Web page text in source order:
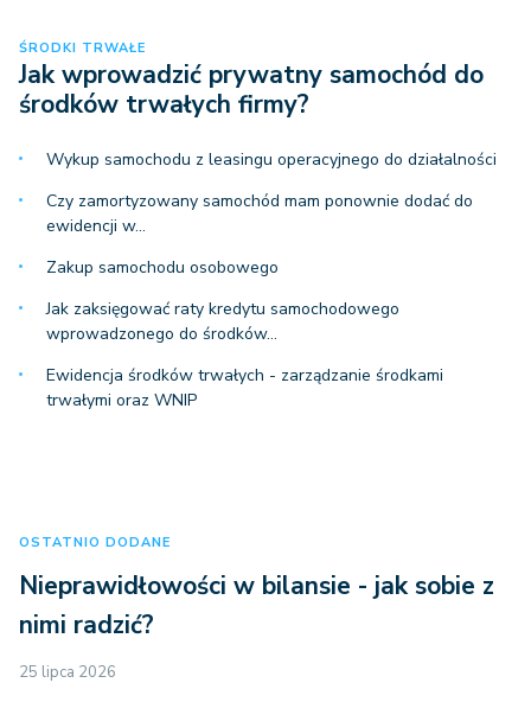
ŚRODKI TRWAŁE
Jak wprowadzić prywatny samochód do
środków trwałych firmy?
Wykup samochodu z leasingu operacyjnego do działalności
Czy zamortyzowany samochód mam ponownie dodać do
ewidencji w…
Zakup samochodu osobowego
Jak zaksięgować raty kredytu samochodowego
wprowadzonego do środków…
Ewidencja środków trwałych - zarządzanie środkami
trwałymi oraz WNIP
OSTATNIO DODANE
Nieprawidłowości w bilansie - jak sobie z
nimi radzić?
25 lipca 2026